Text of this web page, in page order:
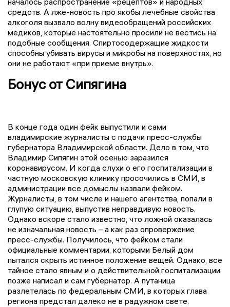
средств. А лже-новость про якобы лечебные свойства
алкоголя вызвало волну видеообращений российских
медиков, которые настоятельно просили не вестись на
подобные сообщения. Спиртосодержащие жидкости
способны убивать вирусы и микробы на поверхностях, но
они не работают «при приеме внутрь».
Бонус от Сипягина
В конце года один фейк выпустили и сами
владимирские журналисты с подачи пресс-службы
губернатора Владимирской области. Дело в том, что
Владимир Сипягин этой осенью заразился
коронавирусом. И когда слухи о его госпитализации в
частную московскую клинику просочились в СМИ, в
администрации все домыслы назвали фейком.
Журналисты, в том числе и нашего агентства, попали в
глупую ситуацию, выпустив неправдивую новость.
Однако вскоре стало известно, что ложной оказалась
не изначальная новость – а как раз опровержение
пресс-службы. Получилось, что фейком стали
официальные комментарии, которыми Белый дом
пытался скрыть истинное положение вещей. Однако, все
тайное стало явным и о действительной госпитализации
позже написал и сам губернатор. А путаница
разлетелась по федеральным СМИ, в которых глава
региона предстал далеко не в радужном свете.